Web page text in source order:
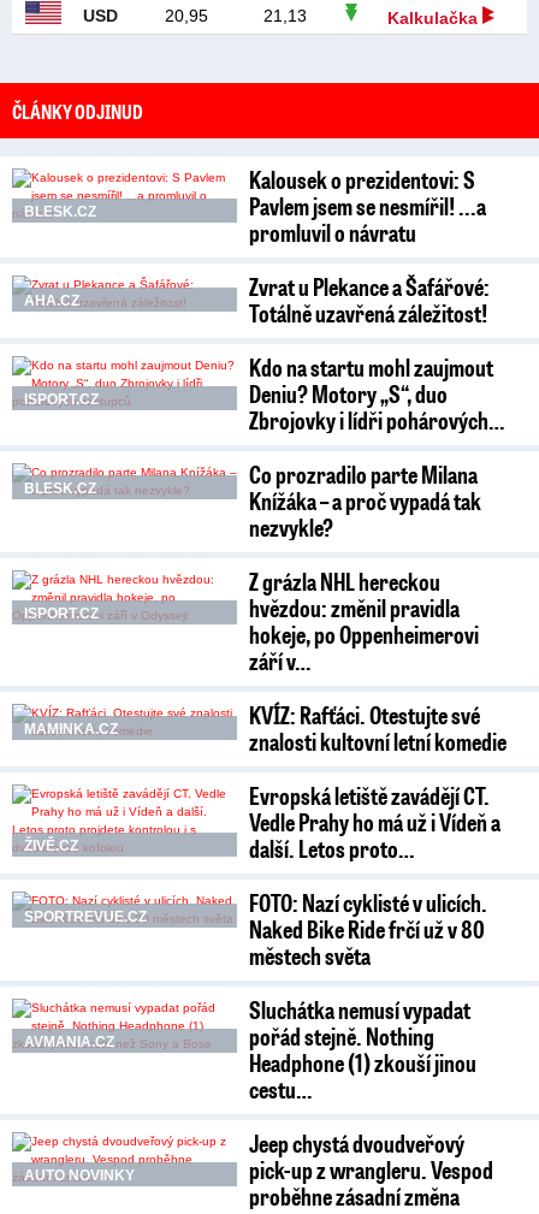
USD
20,95 21,13 Kalkulačka
ČLÁNKY ODJINUD
BLESK.CZ
Kalousek o prezidentovi: S
Pavlem jsem se nesmířil! ...a
promluvil o návratu
AHA.CZ
Zvrat u Plekance a Šafářové:
Totálně uzavřená záležitost!
ISPORT.CZ
Kdo na startu mohl zaujmout
Deniu? Motory „S“, duo
Zbrojovky i lídři pohárových…
BLESK.CZ
Co prozradilo parte Milana
Knížáka – a proč vypadá tak
nezvykle?
ISPORT.CZ
Z grázla NHL hereckou
hvězdou: změnil pravidla
hokeje, po Oppenheimerovi
září v…
MAMINKA.CZ
KVÍZ: Rafťáci. Otestujte své
znalosti kultovní letní komedie
ŽIVĚ.CZ
Evropská letiště zavádějí CT.
Vedle Prahy ho má už i Vídeň a
další. Letos proto…
SPORTREVUE.CZ
FOTO: Nazí cyklisté v ulicích.
Naked Bike Ride frčí už v 80
městech světa
AVMANIA.CZ
Sluchátka nemusí vypadat
pořád stejně. Nothing
Headphone (1) zkouší jinou
cestu…
AUTO NOVINKY
Jeep chystá dvoudveřový
pick-up z wrangleru. Vespod
proběhne zásadní změna